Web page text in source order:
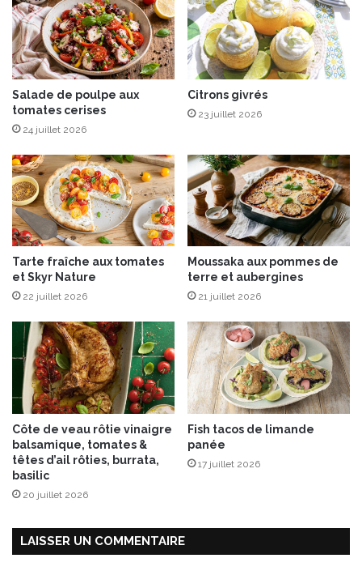
v
a
n
n
i
R
a
n
!
r
o
u
g
e
s
Salade de poulpe aux
tomates cerises
24 juillet 2026
Citrons givrés
23 juillet 2026
Tarte fraîche aux tomates
et Skyr Nature
22 juillet 2026
Moussaka aux pommes de
terre et aubergines
21 juillet 2026
Côte de veau rôtie vinaigre
balsamique, tomates &
têtes d’ail rôties, burrata,
basilic
20 juillet 2026
Fish tacos de limande
panée
17 juillet 2026
LAISSER UN COMMENTAIRE